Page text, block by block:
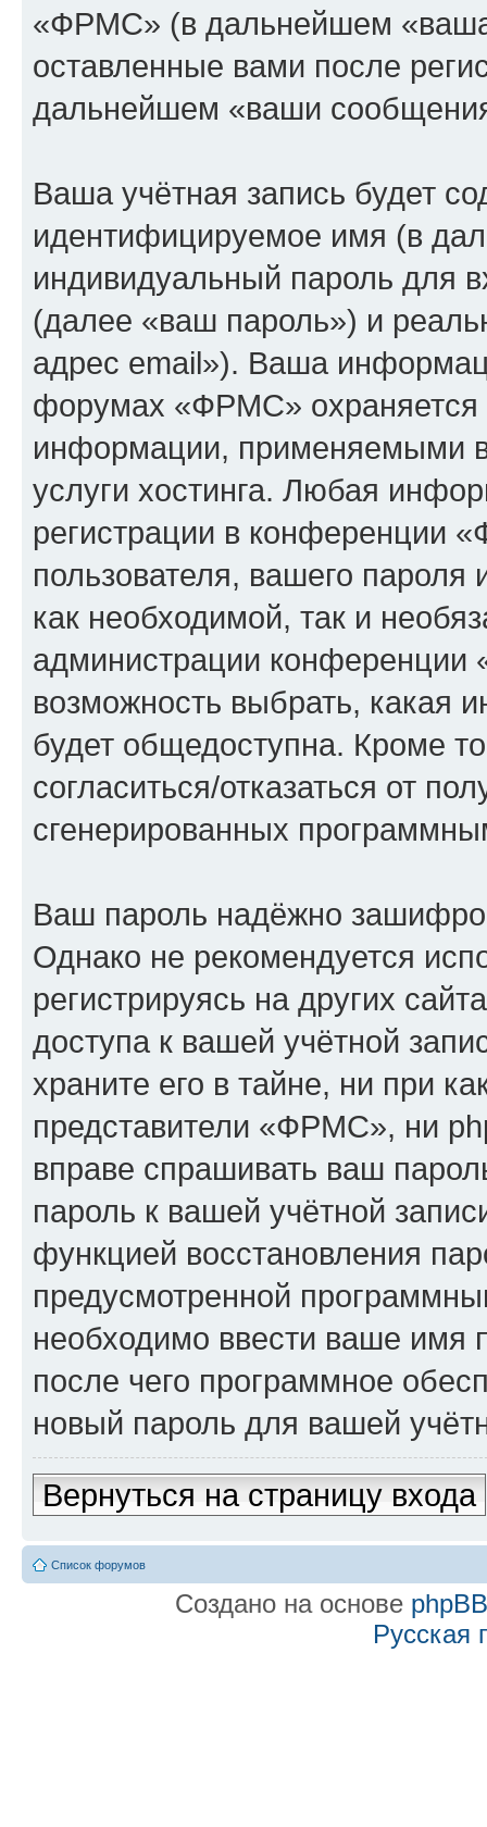
«ФРМС» (в дальнейшем
оставленные вами после
дальнейшем «ваши
Ваша учётная запись будет
идентифицируемое имя (в
индивидуальный пароль для
(далее «ваш пароль») и
адрес email»). Ваша
форумах «ФРМС» охраняется
информации, применяемыми
услуги хостинга. Любая
регистрации в конференции
пользователя, вашего
как необходимой, так и
администрации
возможность выбрать, какая
будет общедоступна. Кроме
согласиться/отказаться от
сгенерированных
Ваш пароль надёжно
Однако не рекомендуется
регистрируясь на других
доступа к вашей учётной
храните его в тайне, ни при
представители «ФРМС», ни
вправе спрашивать ваш
пароль к вашей учётной
функцией восстановления
предусмотренной
необходимо ввести ваше имя
после чего программное
новый пароль для вашей
Вернуться на страницу входа
Список форумов
Создано на основе phpBB
Русская